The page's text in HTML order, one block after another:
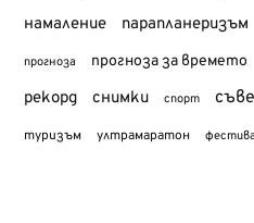
намаление парапланеризъм
прогноза прогноза за времето
рекорд снимки спорт
туризъм ултрамаратон